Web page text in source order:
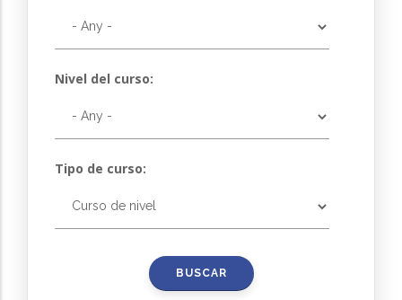
Nivel del curso:
Tipo de curso: